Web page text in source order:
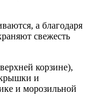
а благодаря
свежесть
корзине),
крышки и
и морозильной